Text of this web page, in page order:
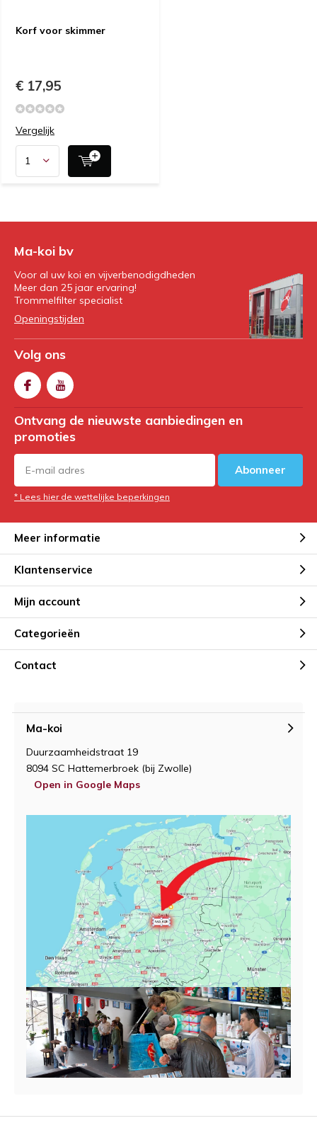
Korf voor skimmer
€ 17,95
Vergelijk
Ma-koi bv
Voor al uw koi en vijverbenodigdheden
Meer dan 25 jaar ervaring!
Trommelfilter specialist
Openingstijden
Volg ons
Ontvang de nieuwste aanbiedingen en
promoties
Abonneer
* Lees hier de wettelijke beperkingen
Meer informatie
Klantenservice
Mijn account
Categorieën
Contact
Ma-koi
Duurzaamheidstraat 19
8094 SC Hattemerbroek (bij Zwolle)
Open in Google Maps